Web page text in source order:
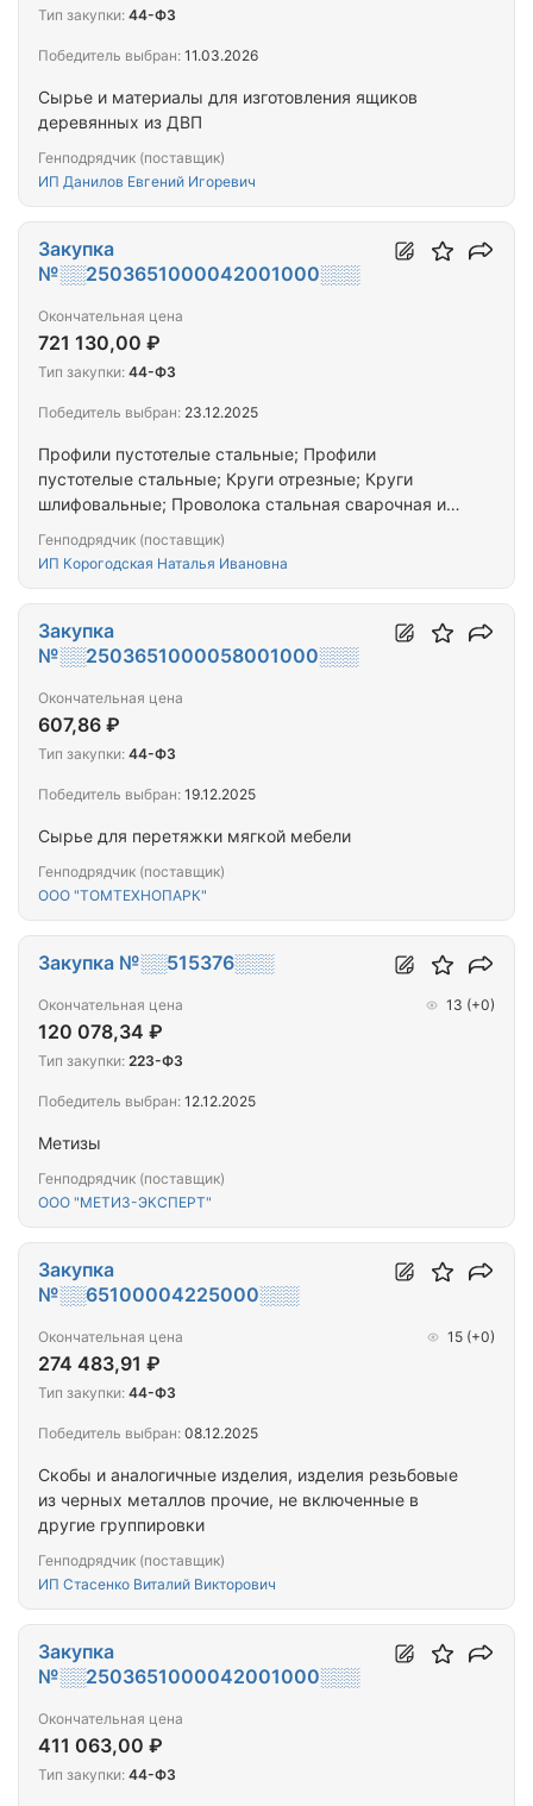
Сырье и материалы для изготовления ящиков
деревянных из ДВП
Генподрядчик (поставщик)
ИП Данилов Евгений Игоревич
Тип закупки: 44-ФЗ
Победитель выбран: 11.03.2026
Профили пустотелые стальные; Профили
пустотелые стальные; Круги отрезные; Круги
шлифовальные; Проволока стальная сварочная из
для нанесения покрытий прочие; Материалы
лакокрасочные для нанесения покрытий прочие;
Шурупы из черных металлов; Шурупы из черных
металлов; Прокат сортовой горячекатаный
полосовой прочий из нержавеющих сталей, без
после прокатки
Генподрядчик (поставщик)
ИП Корогодская Наталья Ивановна
Закупка
№░░2503651000042001000░░░
Окончательная цена
721 130,00 ₽
Тип закупки: 44-ФЗ
Победитель выбран: 23.12.2025
Сырье для перетяжки мягкой мебели
Генподрядчик (поставщик)
ООО "ТОМТЕХНОПАРК"
Закупка
№░░2503651000058001000░░░
Окончательная цена
607,86 ₽
Тип закупки: 44-ФЗ
Победитель выбран: 19.12.2025
Метизы
Генподрядчик (поставщик)
ООО "МЕТИЗ-ЭКСПЕРТ"
Закупка №░░515376░░░
Окончательная цена
120 078,34 ₽
13 (+0)
Тип закупки: 223-ФЗ
Победитель выбран: 12.12.2025
Скобы и аналогичные изделия, изделия резьбовые
из черных металлов прочие, не включенные в
другие группировки
Генподрядчик (поставщик)
ИП Стасенко Виталий Викторович
Закупка
№░░65100004225000░░░
Окончательная цена
274 483,91 ₽
15 (+0)
Тип закупки: 44-ФЗ
Победитель выбран: 08.12.2025
Закупка
№░░2503651000042001000░░░
Окончательная цена
411 063,00 ₽
Тип закупки: 44-ФЗ